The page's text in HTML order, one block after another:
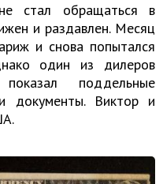
стал обращаться в
и раздавлен. Месяц
и снова попытался
один из дилеров
поддельные
документы. Виктор и